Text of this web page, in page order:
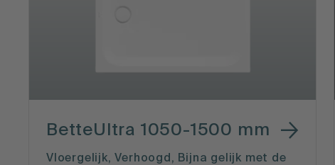
BetteUltra 1050-1500 mm
Vloergelijk, Verhoogd, Bijna gelijk met de